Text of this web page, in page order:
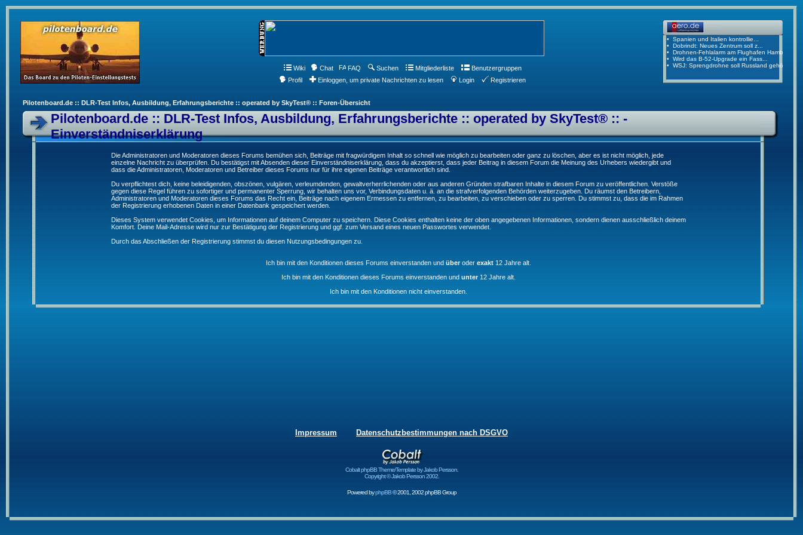
Wiki Chat FAQ Suchen Mitgliederliste
Benutzergruppen
Profil
Einloggen, um private Nachrichten zu lesen Login Registrieren
Pilotenboard.de :: DLR-Test Infos, Ausbildung, Erfahrungsberichte :: operated by SkyTest® :: Foren-Übersicht
Pilotenboard.de :: DLR-Test Infos, Ausbildung, Erfahrungsberichte :: operated by SkyTest® :: -
Einverständniserklärung
Die Administratoren und Moderatoren dieses Forums bemühen sich, Beiträge mit fragwürdigem Inhalt so schnell wie möglich zu bearbeiten oder ganz zu löschen, aber es ist nicht möglich, jede
einzelne Nachricht zu überprüfen. Du bestätigst mit Absenden dieser Einverständniserklärung, dass du akzeptierst, dass jeder Beitrag in diesem Forum die Meinung des Urhebers wiedergibt und
dass die Administratoren, Moderatoren und Betreiber dieses Forums nur für ihre eigenen Beiträge verantwortlich sind.
Du verpflichtest dich, keine beleidigenden, obszönen, vulgären, verleumdenden, gewaltverherrlichenden oder aus anderen Gründen strafbaren Inhalte in diesem Forum zu veröffentlichen. Verstöße
gegen diese Regel führen zu sofortiger und permanenter Sperrung, wir behalten uns vor, Verbindungsdaten u. ä. an die strafverfolgenden Behörden weiterzugeben. Du räumst den Betreibern,
Administratoren und Moderatoren dieses Forums das Recht ein, Beiträge nach eigenem Ermessen zu entfernen, zu bearbeiten, zu verschieben oder zu sperren. Du stimmst zu, dass die im Rahmen
der Registrierung erhobenen Daten in einer Datenbank gespeichert werden.
Dieses System verwendet Cookies, um Informationen auf deinem Computer zu speichern. Diese Cookies enthalten keine der oben angegebenen Informationen, sondern dienen ausschließlich deinem
Komfort. Deine Mail-Adresse wird nur zur Bestätigung der Registrierung und ggf. zum Versand eines neuen Passwortes verwendet.
Durch das Abschließen der Registrierung stimmst du diesen Nutzungsbedingungen zu.
Ich bin mit den Konditionen dieses Forums einverstanden und überoder exakt12 Jahre alt.
Ich bin mit den Konditionen dieses Forums einverstanden und unter12 Jahre alt.
Ich bin mit den Konditionen nicht einverstanden.
Impressum Datenschutzbestimmungen nach DSGVO
Cobalt phpBB Theme/Template by Jakob Persson.
Copyright © Jakob Persson 2002.
Powered byphpBB© 2001, 2002 phpBB Group